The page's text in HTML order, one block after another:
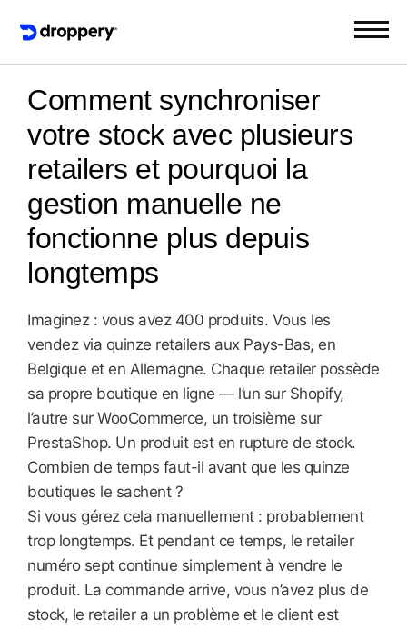
Comment synchroniser
votre stock avec plusieurs
retailers et pourquoi la
gestion manuelle ne
fonctionne plus depuis
longtemps
Imaginez : vous avez 400 produits. Vous les
vendez via quinze retailers aux Pays-Bas, en
Belgique et en Allemagne. Chaque retailer possède
sa propre boutique en ligne — l’un sur Shopify,
l’autre sur WooCommerce, un troisième sur
PrestaShop. Un produit est en rupture de stock.
Combien de temps faut-il avant que les quinze
boutiques le sachent ?
Si vous gérez cela manuellement : probablement
trop longtemps. Et pendant ce temps, le retailer
numéro sept continue simplement à vendre le
produit. La commande arrive, vous n’avez plus de
stock, le retailer a un problème et le client est